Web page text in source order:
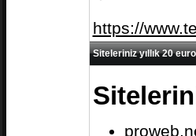
https://
Siteleriniz yıllık 20